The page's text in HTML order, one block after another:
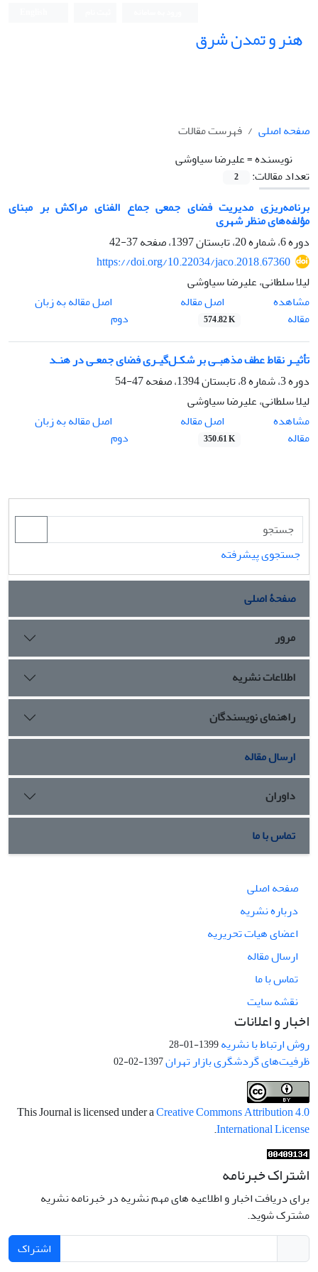
هنر و تمدن شرق
صفحه اصلی
فهرست مقالات
نویسنده =علیرضا سیاوشی
تعداد مقالات:
2
برنامه‌ریزی مدیریت فضای جمعی جماع الفنای مراکش بر مبنای
مؤلفه‌های منظر شهری
دوره 6، شماره 20، تابستان 1397، صفحه
37-42
https://doi.org/10.22034/jaco.2018.67360
لیلا سلطانی، علیرضا سیاوشی
مشاهده
مقاله
اصل مقاله
574.82 K
اصل مقاله به زبان
دوم
تأثیـر نقاط عطف مذهبـی بر شکـل‌گیـری فضای جمعـی در هنـد
دوره 3، شماره 8، تابستان 1394، صفحه
47-54
لیلا سلطانی، علیرضا سیاوشی
مشاهده
مقاله
اصل مقاله
350.61 K
اصل مقاله به زبان
دوم
جستجوی پیشرفته
صفحۀ اصلی
مرور
اطلاعات نشریه
راهنمای نویسندگان
ارسال مقاله
داوران
تماس با ما
صفحه اصلی
درباره نشریه
اعضای هیات تحریریه
ارسال مقاله
تماس با ما
نقشه سایت
اخبار و اعلانات
روش ارتباط با نشریه1399-01-28
ظرفیت‌های گردشگری بازار تهران1397-02-02
This Journal is licensed under aCreative Commons Attribution 4.0
International License
.
اشتراک خبرنامه
برای دریافت اخبار و اطلاعیه های مهم نشریه در خبرنامه نشریه
مشترک شوید.
اشتراک